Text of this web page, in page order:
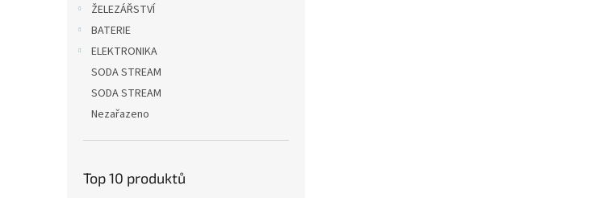
ŽELEZÁŘSTVÍ
BATERIE
ELEKTRONIKA
SODA STREAM
SODA STREAM
Nezařazeno
Top 10 produktů